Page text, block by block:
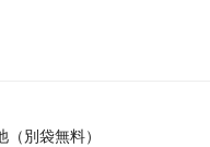
別袋無料）